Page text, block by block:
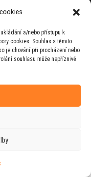
a/nebo přístupu k
cookies. Souhlas s těmito
je chování při procházení nebo
souhlasu může nepříznivě
stránky Jiřího
spolupráci s
.